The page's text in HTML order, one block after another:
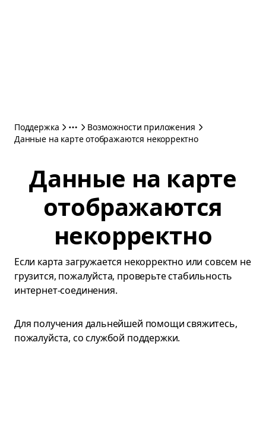
Поддержка
Возможности приложения
Данные на карте отображаются некорректно
Данные на карте
отображаются
некорректно
Если карта загружается некорректно или совсем не
грузится, пожалуйста, проверьте стабильность
интернет-соединения.
Для получения дальнейшей помощи свяжитесь,
пожалуйста, со службой поддержки.